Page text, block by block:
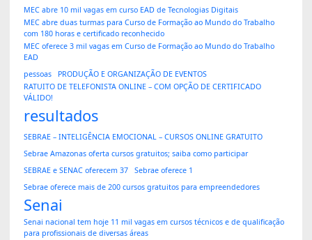
MEC abre 10 mil vagas em curso EAD de Tecnologias Digitais
MEC abre duas turmas para Curso de Formação ao Mundo do Trabalho
com 180 horas e certificado reconhecido
MEC oferece 3 mil vagas em Curso de Formação ao Mundo do Trabalho
EAD
pessoas
PRODUÇÃO E ORGANIZAÇÃO DE EVENTOS
RATUITO DE TELEFONISTA ONLINE – COM OPÇÃO DE CERTIFICADO
VÁLIDO!
resultados
SEBRAE – INTELIGÊNCIA EMOCIONAL – CURSOS ONLINE GRATUITO
Sebrae Amazonas oferta cursos gratuitos; saiba como participar
SEBRAE e SENAC oferecem 37
Sebrae oferece 1
Sebrae oferece mais de 200 cursos gratuitos para empreendedores
Senai
Senai nacional tem hoje 11 mil vagas em cursos técnicos e de qualificação
para profissionais de diversas áreas